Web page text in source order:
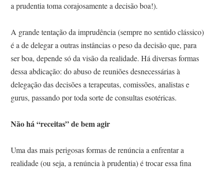
a prudentia toma corajosamente a decisão boa!).
A grande tentação da imprudência (sempre no sentido clássico)
é a de delegar a outras instâncias o peso da decisão que, para
ser boa, depende só da visão da realidade. Há diversas formas
dessa abdicação: do abuso de reuniões desnecessárias à
delegação das decisões a terapeutas, comissões, analistas e
gurus, passando por toda sorte de consultas esotéricas.
Não há “receitas” de bem agir
Uma das mais perigosas formas de renúncia a enfrentar a
realidade (ou seja, a renúncia à prudentia) é trocar essa fina